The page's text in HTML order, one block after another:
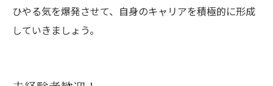
ひやる気を爆発させて、自身のキャリアを積極的に形成
していきましょう。